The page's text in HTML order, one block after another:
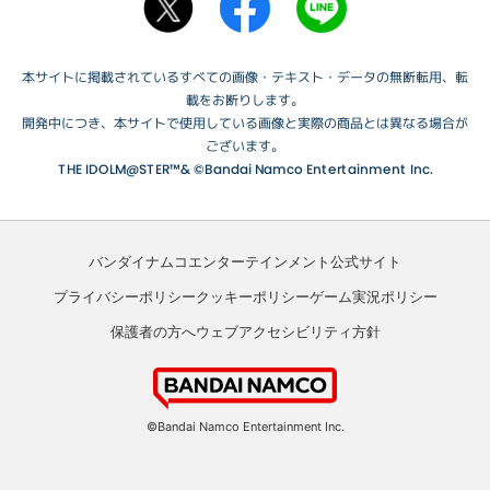
本サイトに掲載されているすべての画像・テキスト・データの無断転用、転
載をお断りします。
開発中につき、本サイトで使用している画像と実際の商品とは異なる場合が
ございます。
THE IDOLM@STER™& ©Bandai Namco Entertainment Inc.
バンダイナムコエンターテインメント公式サイト
プライバシーポリシークッキーポリシーゲーム実況ポリシー
保護者の方へウェブアクセシビリティ方針
©Bandai Namco Entertainment Inc.